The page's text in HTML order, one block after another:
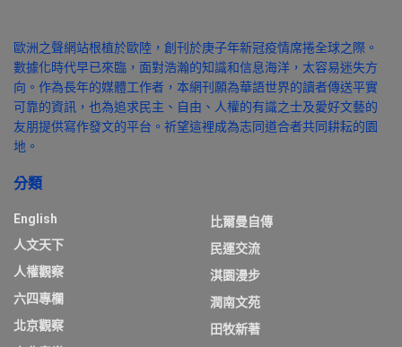
歐洲之聲網站根植於歐陸，創刊於庚子年新冠疫情席捲全球之際。
數據化時代早已來臨，面對浩瀚的知識和信息海洋，太容易迷失方
向。作為長年的媒體工作者，本網刊願為華語世界的讀者傳送平實
可靠的資訊，也為追求民主、自由、人權的有識之士及愛好文藝的
友朋提供寫作發文的平台。祈望這裡成為志同道合者共同耕耘的園
地。
分類
English
人文天下
人權觀察
六四專欄
北京觀察
比爾曼自傳
民運交流
淇園漫步
潤南文苑
田牧新著